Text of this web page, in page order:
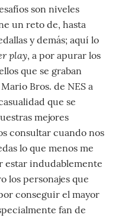
son niveles
un reto de, hasta
y demás; aquí lo
play, a por apurar los
que se graban
Bros. de NES a
que se
mejores
consultar cuando nos
lo que menos me
estar indudablemente
los personajes que
conseguir el mayor
fan de